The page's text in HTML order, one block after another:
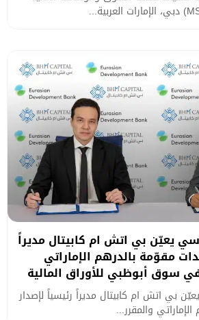
يعيّن بي اتش ام كابيتال مديراً
مقوّمة بالدرهم الإماراتي
سوق أبوظبي للأوراق المالية
بي اتش ام كابيتال مديراً رئيسياً لإصدار
والمقرر...